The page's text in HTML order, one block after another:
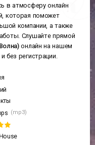
в атмосферу онлайн
которая поможет
компании, а также
Слушайте прямой
онлайн на нашем
без регистрации.
(mp3)